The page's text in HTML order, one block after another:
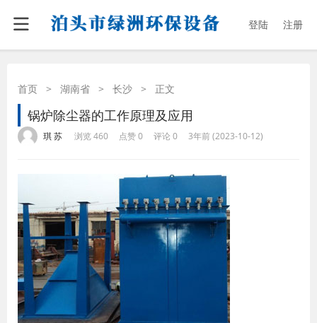
登陆 注册
首页 > 湖南省 > 长沙 > 正文
锅炉除尘器的工作原理及应用
琪 苏 浏览 460 点赞 0 评论 0 3年前 (2023-10-12)